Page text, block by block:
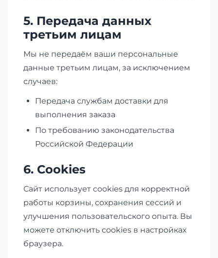
5. Передача данных
третьим лицам
Мы не передаём ваши персональные
данные третьим лицам, за исключением
случаев:
Передача службам доставки для
выполнения заказа
По требованию законодательства
Российской Федерации
6. Cookies
Сайт использует cookies для корректной
работы корзины, сохранения сессий и
улучшения пользовательского опыта. Вы
можете отключить cookies в настройках
браузера.